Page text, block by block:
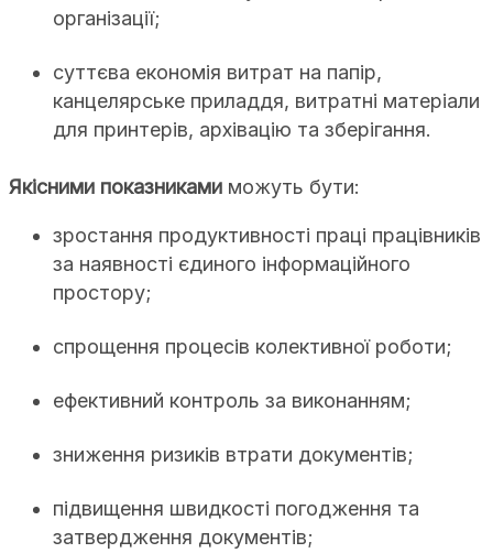
організації;
суттєва економія витрат на папір,
канцелярське приладдя, витратні матеріали
для принтерів, архівацію та зберігання.
Якісними показниками можуть бути:
зростання продуктивності праці працівників
за наявності єдиного інформаційного
простору;
спрощення процесів колективної роботи;
ефективний контроль за виконанням;
зниження ризиків втрати документів;
підвищення швидкості погодження та
затвердження документів;